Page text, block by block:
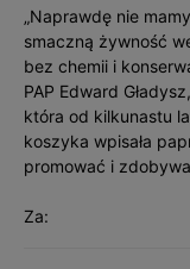
„Naprawdę nie
smaczną żywność
bez chemii i
PAP Edward
która od kilkunastu
koszyka wpisała
promować i
Za: